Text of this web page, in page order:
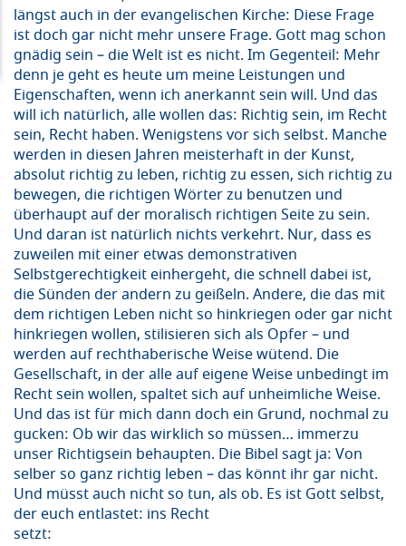
längst auch in der evangelischen Kirche: Diese Frage
ist doch gar nicht mehr unsere Frage. Gott mag schon
gnädig sein – die Welt ist es nicht. Im Gegenteil: Mehr
denn je geht es heute um meine Leistungen und
Eigenschaften, wenn ich anerkannt sein will. Und das
will ich natürlich, alle wollen das: Richtig sein, im Recht
sein, Recht haben. Wenigstens vor sich selbst. Manche
werden in diesen Jahren meisterhaft in der Kunst,
absolut richtig zu leben, richtig zu essen, sich richtig zu
bewegen, die richtigen Wörter zu benutzen und
überhaupt auf der moralisch richtigen Seite zu sein.
Und daran ist natürlich nichts verkehrt. Nur, dass es
zuweilen mit einer etwas demonstrativen
Selbstgerechtigkeit einhergeht, die schnell dabei ist,
die Sünden der andern zu geißeln. Andere, die das mit
dem richtigen Leben nicht so hinkriegen oder gar nicht
hinkriegen wollen, stilisieren sich als Opfer – und
werden auf rechthaberische Weise wütend. Die
Gesellschaft, in der alle auf eigene Weise unbedingt im
Recht sein wollen, spaltet sich auf unheimliche Weise.
Und das ist für mich dann doch ein Grund, nochmal zu
gucken: Ob wir das wirklich so müssen… immerzu
unser Richtigsein behaupten. Die Bibel sagt ja: Von
selber so ganz richtig leben – das könnt ihr gar nicht.
Und müsst auch nicht so tun, als ob. Es ist Gott selbst,
der euch entlastet: ins Recht
setzt: